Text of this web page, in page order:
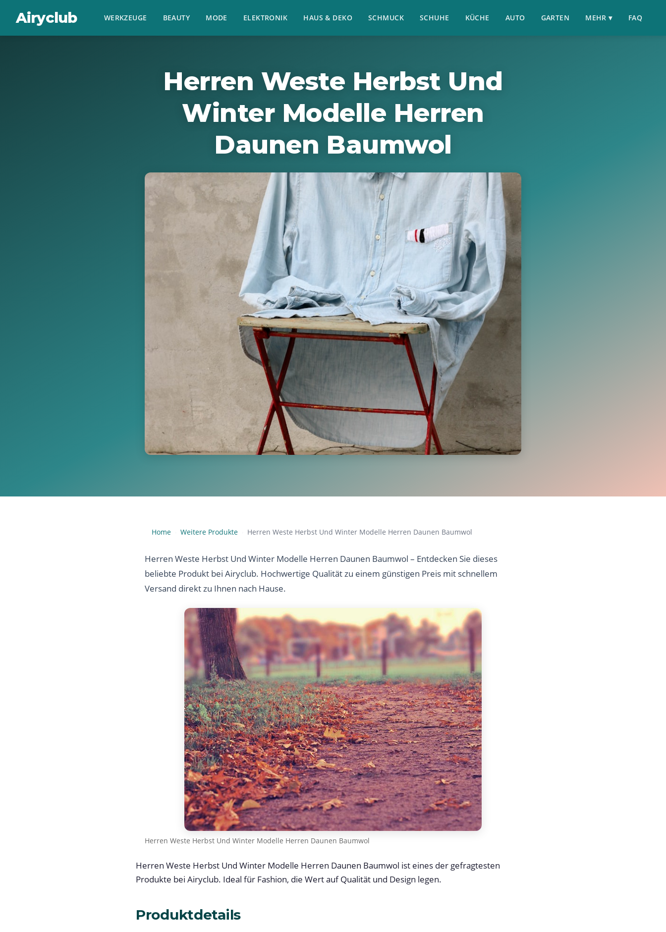
Airyclub WERKZEUGE BEAUTY MODE ELEKTRONIK HAUS & DEKO SCHMUCK SCHUHE KÜCHE AUTO GARTEN MEHR ▾ FAQ
Herren Weste Herbst Und
Winter Modelle Herren
Daunen Baumwol
Home Weitere Produkte Herren Weste Herbst Und Winter Modelle Herren Daunen Baumwol
Herren Weste Herbst Und Winter Modelle Herren Daunen Baumwol – Entdecken Sie dieses
beliebte Produkt bei Airyclub. Hochwertige Qualität zu einem günstigen Preis mit schnellem
Versand direkt zu Ihnen nach Hause.
Herren Weste Herbst Und Winter Modelle Herren Daunen Baumwol
Herren Weste Herbst Und Winter Modelle Herren Daunen Baumwol ist eines der gefragtesten
Produkte bei Airyclub. Ideal für Fashion, die Wert auf Qualität und Design legen.
Produktdetails